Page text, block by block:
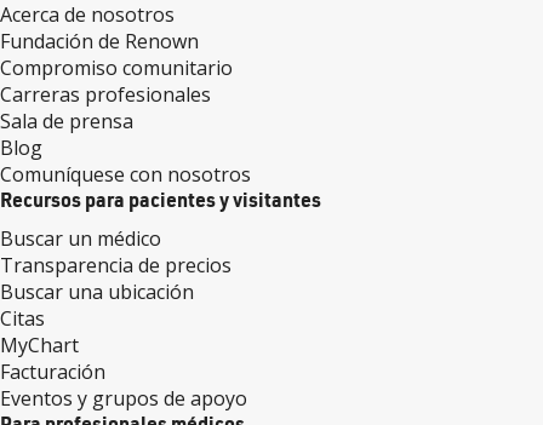
Acerca de nosotros
Fundación de Renown
Compromiso comunitario
Carreras profesionales
Sala de prensa
Blog
Comuníquese con nosotros
Recursos para pacientes y visitantes
Buscar un médico
Transparencia de precios
Buscar una ubicación
Citas
MyChart
Facturación
Eventos y grupos de apoyo